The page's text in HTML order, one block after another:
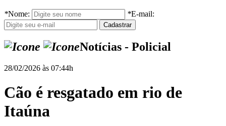
*Nome: *E-mail:
Notícias - Policial
28/02/2026 às 07:44h
Cão é resgatado em rio de
Itaúna